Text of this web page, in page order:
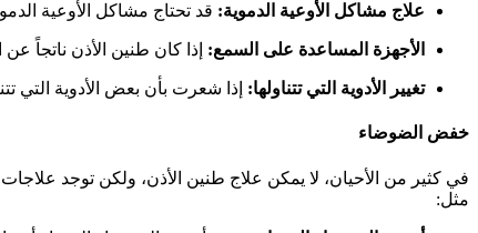
علاج مشاكل الأوعية الدموية: قد تحتاج مشاكل الأوعية
الأجهزة المساعدة على السمع: إذا كان طنين الأذن ناتجاً
تغيير الأدوية التي تتناولها: إذا شعرت بأن بعض الأدوية التي
خفض الضوضاء
في كثير من الأحيان، لا يمكن علاج طنين الأذن، ولكن توجد
مثل: